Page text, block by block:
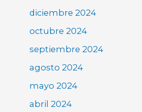
diciembre 2024
octubre 2024
septiembre 2024
agosto 2024
mayo 2024
abril 2024